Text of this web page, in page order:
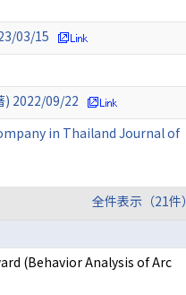
03/15
) 2022/09/22
in Thailand Journal of
全件表示（21件）
(Behavior Analysis of Arc